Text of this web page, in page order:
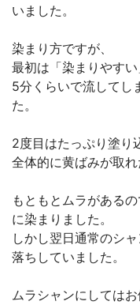
いました。
染まり方ですが、
最初は「染まりやす
5分くらいで流してし
た。
2度目はたっぷり塗り
全体的に黄ばみが取れ
もともとムラがある
に染まりました。
しかし翌日通常のシ
落ちしていました。
ムラシャンにしては